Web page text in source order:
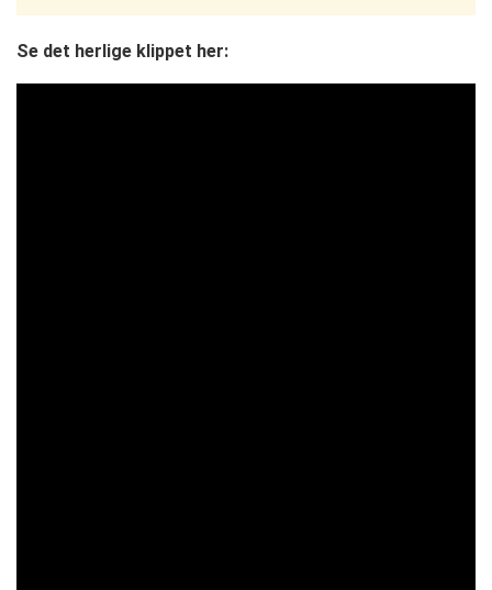
Se det herlige klippet her: